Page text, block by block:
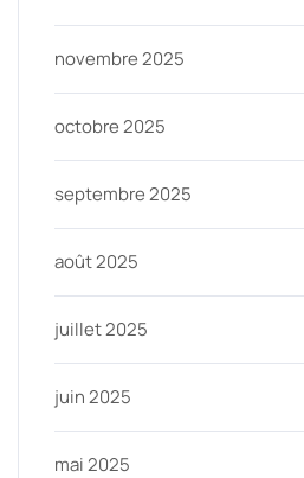
novembre 2025
octobre 2025
septembre 2025
août 2025
juillet 2025
juin 2025
mai 2025